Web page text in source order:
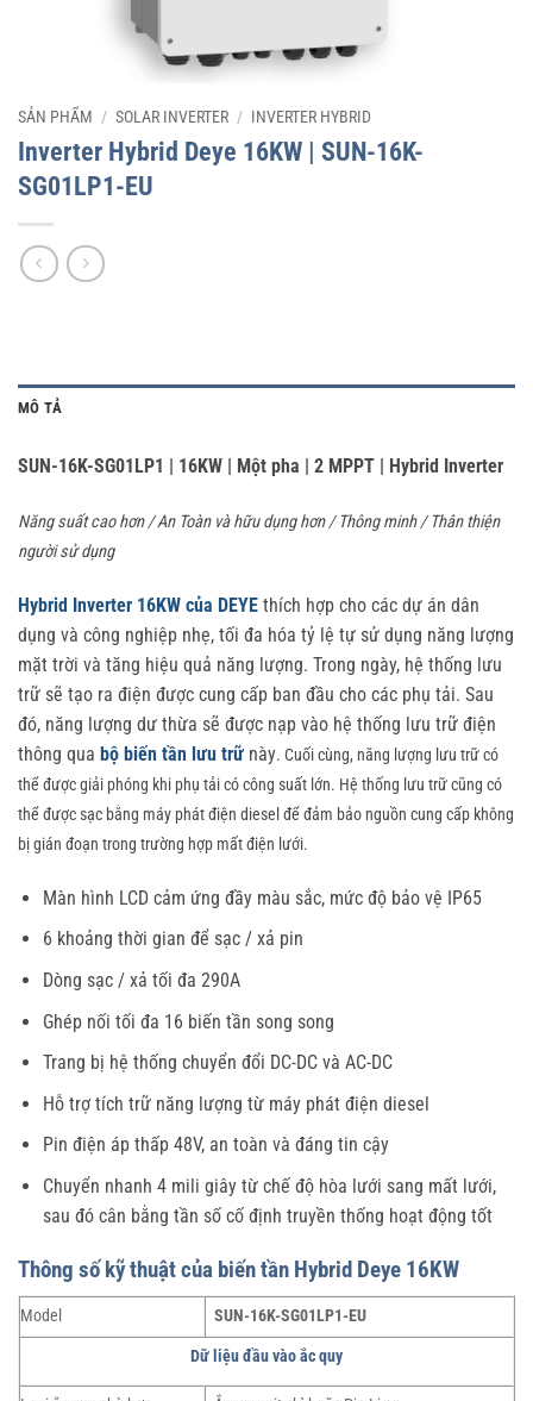
SẢN PHẨM / SOLAR INVERTER / INVERTER HYBRID
Inverter Hybrid Deye 16KW | SUN-16K-
SG01LP1-EU
MÔ TẢ
SUN-16K-SG01LP1 | 16KW | Một pha | 2 MPPT | Hybrid Inverter
Năng suất cao hơn / An Toàn và hữu dụng hơn / Thông minh / Thân thiện
người sử dụng
Hybrid Inverter 16KW của DEYE thích hợp cho các dự án dân
dụng và công nghiệp nhẹ, tối đa hóa tỷ lệ tự sử dụng năng lượng
mặt trời và tăng hiệu quả năng lượng. Trong ngày, hệ thống lưu
trữ sẽ tạo ra điện được cung cấp ban đầu cho các phụ tải. Sau
đó, năng lượng dư thừa sẽ được nạp vào hệ thống lưu trữ điện
thông qua bộ biến tần lưu trữ này. Cuối cùng, năng lượng lưu trữ có
thể được giải phóng khi phụ tải có công suất lớn. Hệ thống lưu trữ cũng có
thể được sạc bằng máy phát điện diesel để đảm bảo nguồn cung cấp không
bị gián đoạn trong trường hợp mất điện lưới.
Màn hình LCD cảm ứng đầy màu sắc, mức độ bảo vệ IP65
6 khoảng thời gian để sạc / xả pin
Dòng sạc / xả tối đa 290A
Ghép nối tối đa 16 biến tần song song
Trang bị hệ thống chuyển đổi DC-DC và AC-DC
Hỗ trợ tích trữ năng lượng từ máy phát điện diesel
Pin điện áp thấp 48V, an toàn và đáng tin cậy
Chuyển nhanh 4 mili giây từ chế độ hòa lưới sang mất lưới,
sau đó cân bằng tần số cố định truyền thống hoạt động tốt
Thông số kỹ thuật của biến tần Hybrid Deye 16KW
Model
SUN-16K-SG01LP1-EU
Dữ liệu đầu vào ắc quy